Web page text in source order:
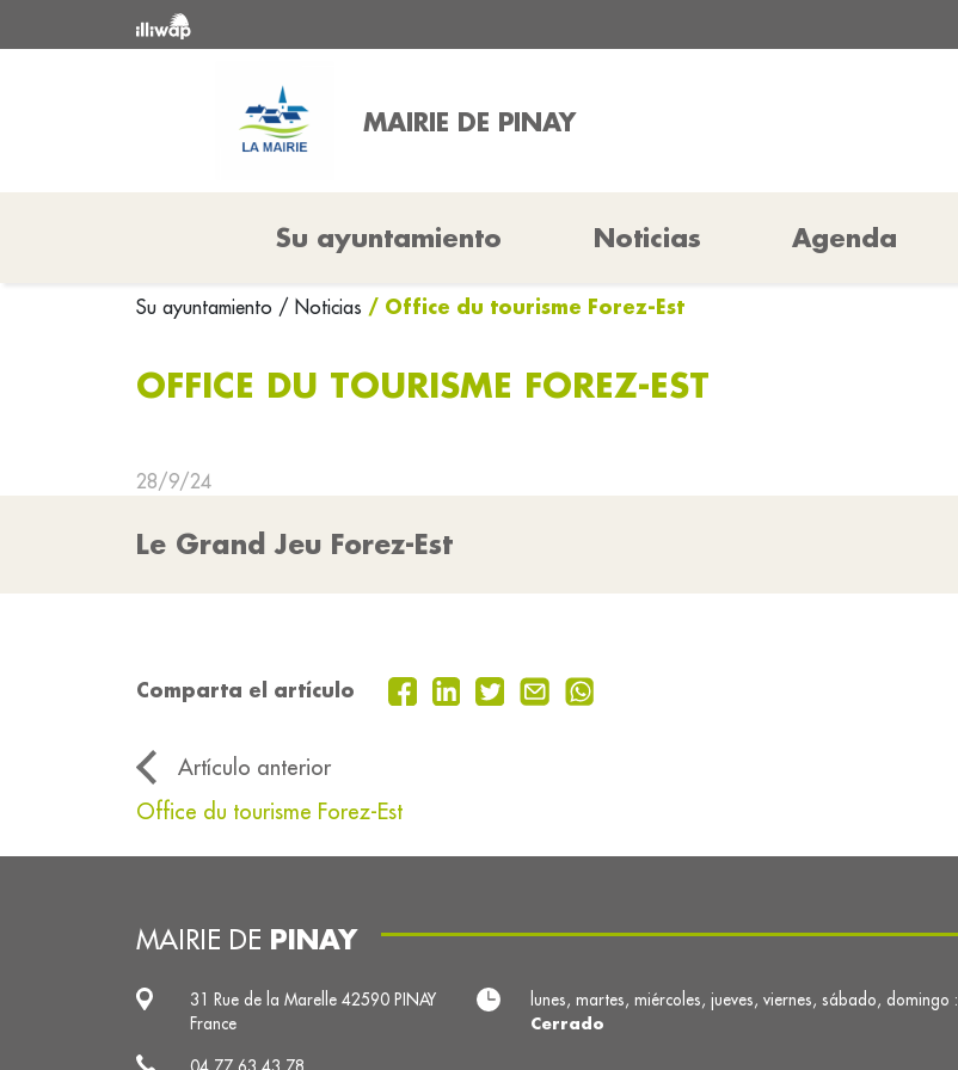
MAIRIE DE PINAY
Su ayuntamiento Noticias Agenda
Su ayuntamiento / Noticias / Office du tourisme Forez-Est
OFFICE DU TOURISME FOREZ-EST
28/9/24
Le Grand Jeu Forez-Est
Comparta el artículo
Artículo anterior
Office du tourisme Forez-Est
MAIRIE DE PINAY
31 Rue de la Marelle 42590 PINAY
France
lunes, martes, miércoles, jueves, viernes, sábado, domingo :
Cerrado